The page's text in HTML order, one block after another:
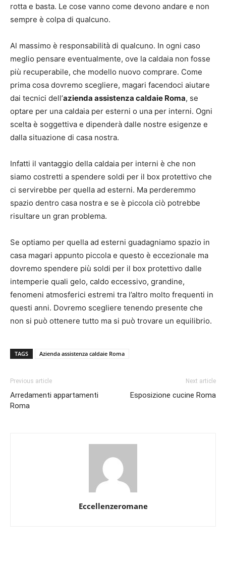
rotta e basta. Le cose vanno come devono andare e non
sempre è colpa di qualcuno.
Al massimo è responsabilità di qualcuno. In ogni caso
meglio pensare eventualmente, ove la caldaia non fosse
più recuperabile, che modello nuovo comprare. Come
prima cosa dovremo scegliere, magari facendoci aiutare
dai tecnici dell’azienda assistenza caldaie Roma, se
optare per una caldaia per esterni o una per interni. Ogni
scelta è soggettiva e dipenderà dalle nostre esigenze e
dalla situazione di casa nostra.
Infatti il vantaggio della caldaia per interni è che non
siamo costretti a spendere soldi per il box protettivo che
ci servirebbe per quella ad esterni. Ma perderemmo
spazio dentro casa nostra e se è piccola ciò potrebbe
risultare un gran problema.
Se optiamo per quella ad esterni guadagniamo spazio in
casa magari appunto piccola e questo è eccezionale ma
dovremo spendere più soldi per il box protettivo dalle
intemperie quali gelo, caldo eccessivo, grandine,
fenomeni atmosferici estremi tra l’altro molto frequenti in
questi anni. Dovremo scegliere tenendo presente che
non si può ottenere tutto ma si può trovare un equilibrio.
TAGS Azienda assistenza caldaie Roma
Previous article
Arredamenti appartamenti
Roma
Next article
Esposizione cucine Roma
Eccellenzeromane